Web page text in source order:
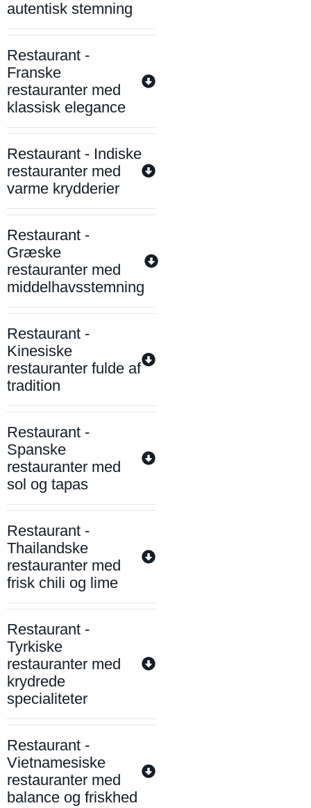
autentisk stemning
Restaurant -
Franske
restauranter med
klassisk elegance
Restaurant - Indiske
restauranter med
varme krydderier
Restaurant -
Græske
restauranter med
middelhavsstemning
Restaurant -
Kinesiske
restauranter fulde af
tradition
Restaurant -
Spanske
restauranter med
sol og tapas
Restaurant -
Thailandske
restauranter med
frisk chili og lime
Restaurant -
Tyrkiske
restauranter med
krydrede
specialiteter
Restaurant -
Vietnamesiske
restauranter med
balance og friskhed